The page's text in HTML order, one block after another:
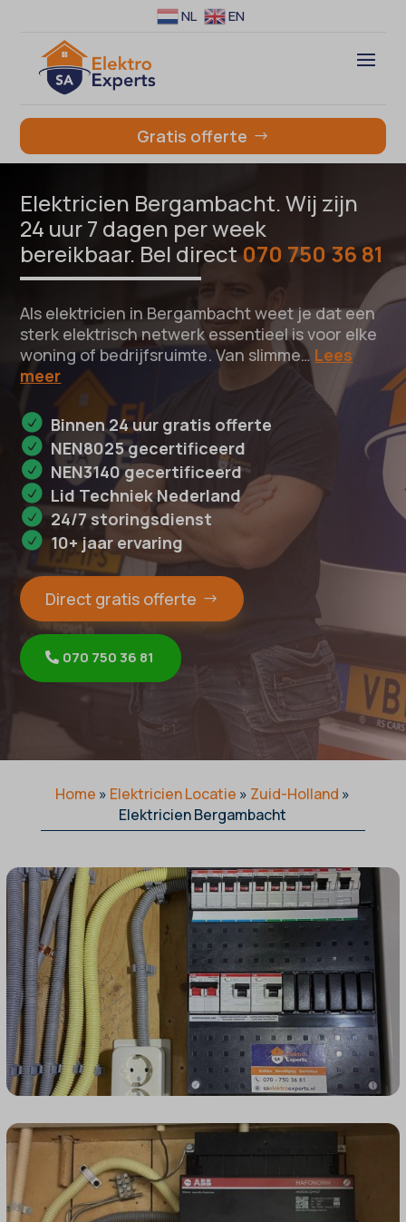
NL EN
Gratis offerte
Elektricien Bergambacht. Wij zijn
24 uur 7 dagen per week
bereikbaar. Bel direct070 750 36 81
Als elektricien in Bergambacht weet je dat een
sterk elektrisch netwerk essentieel is voor elke
woning of bedrijfsruimte. Van slimme… Lees
meer
Binnen 24 uur gratis offerte
NEN8025 gecertificeerd
NEN3140 gecertificeerd
Lid Techniek Nederland
24/7 storingsdienst
10+ jaar ervaring
Direct gratis offerte
070 750 36 81
Home » Elektricien Locatie » Zuid-Holland »
Elektricien Bergambacht